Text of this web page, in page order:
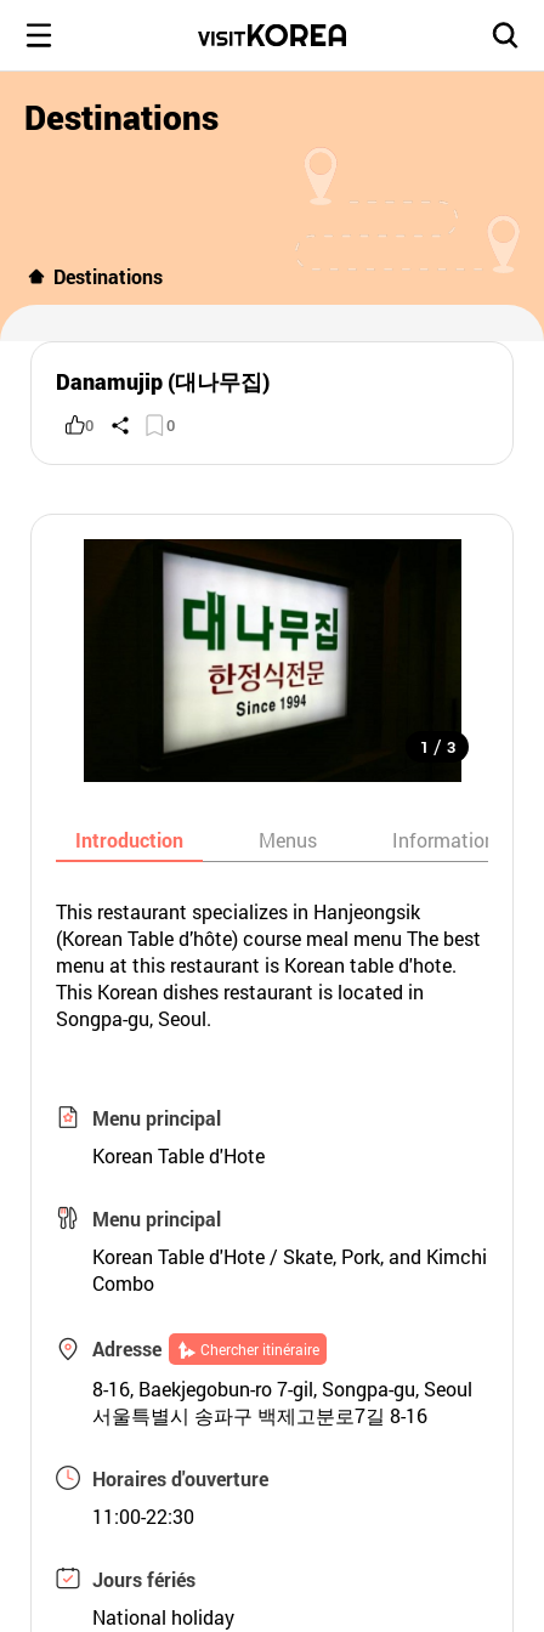
Destinations
Destinations
Danamujip (대나무집)
0 0
1 / 3
Introduction Menus Informations
This restaurant specializes in Hanjeongsik
(Korean Table d’hôte) course meal menu The best
menu at this restaurant is Korean table d'hote.
This Korean dishes restaurant is located in
Songpa-gu, Seoul.
Menu principal
Korean Table d'Hote
Menu principal
Korean Table d'Hote / Skate, Pork, and Kimchi
Combo
Adresse Chercher itinéraire
8-16, Baekjegobun-ro 7-gil, Songpa-gu, Seoul
서울특별시 송파구 백제고분로7길 8-16
Horaires d'ouverture
11:00-22:30
Jours fériés
National holiday